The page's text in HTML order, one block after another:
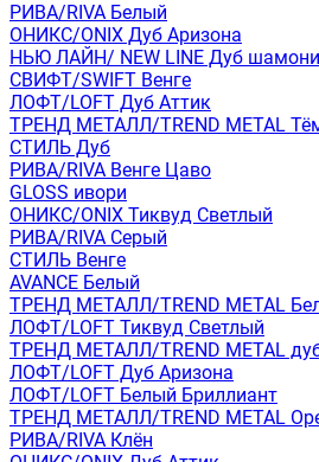
РИВА/RIVA Белый
ОНИКС/ONIX Дуб Аризона
НЬЮ ЛАЙН/ NEW LINE Дуб
СВИФТ/SWIFT Венге
ЛОФТ/LOFT Дуб Аттик
ТРЕНД МЕТАЛЛ/TREND METAL
СТИЛЬ Дуб
РИВА/RIVA Венге Цаво
GLOSS ивори
ОНИКС/ONIX Тиквуд Светлый
РИВА/RIVA Серый
СТИЛЬ Венге
AVANСE Белый
ТРЕНД МЕТАЛЛ/TREND METAL
ЛОФТ/LOFT Тиквуд Светлый
ТРЕНД МЕТАЛЛ/TREND METAL
ЛОФТ/LOFT Дуб Аризона
ЛОФТ/LOFT Белый Бриллиант
ТРЕНД МЕТАЛЛ/TREND METAL
РИВА/RIVA Клён